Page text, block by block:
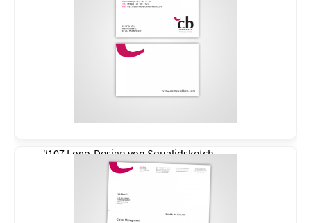
#107 Logo-Design vonSqualidsketch